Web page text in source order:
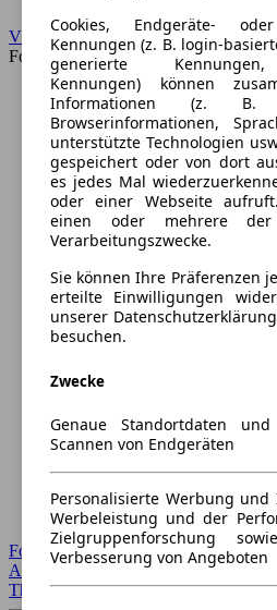
VW
Forum
Forum Startseite
Alle Auto-Foren
Themen-Forum
Cookies, Endgeräte-
Kennungen (z. B. login-
generierte Kennungen,
Kennungen) können
Informationen (z. B.
Browserinformationen,
unterstützte Technologien
gespeichert oder von dort
es jedes Mal
oder einer Webseite
einen oder mehrere
Verarbeitungszwecke.
Sie können Ihre Präferenzen
erteilte Einwilligungen
unserer
besuchen.
Zwecke
Genaue Standortdaten
Scannen von Endgeräten
Personalisierte Werbung
Werbeleistung und der
Zielgruppenforschung
Verbesserung von Angeboten